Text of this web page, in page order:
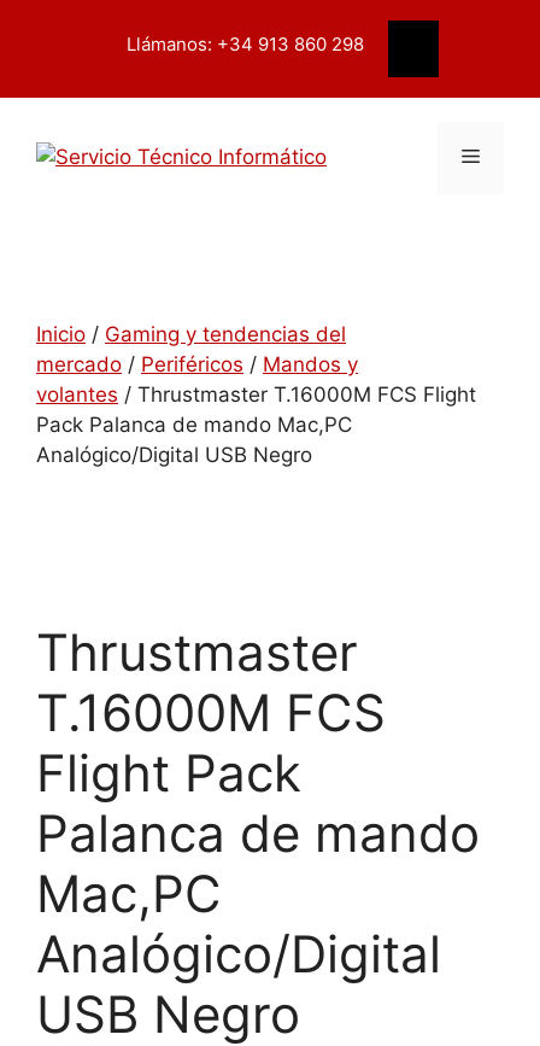
Buscar
Llámanos: +34 913 860 298
Menú
Inicio / Gaming y tendencias del
mercado / Periféricos / Mandos y
volantes / Thrustmaster T.16000M FCS Flight
Pack Palanca de mando Mac,PC
Analógico/Digital USB Negro
Thrustmaster
T.16000M FCS
Flight Pack
Palanca de mando
Mac,PC
Analógico/Digital
USB Negro